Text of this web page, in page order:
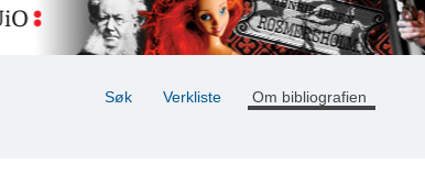
Søk Verkliste Om bibliografien